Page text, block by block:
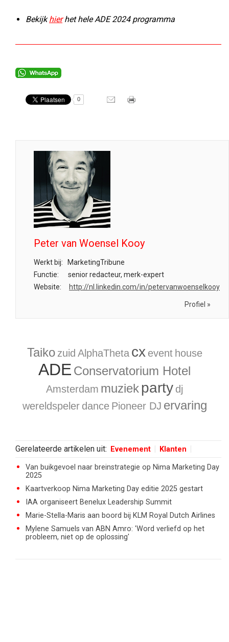
Bekijkhierhet hele ADE 2024 programma
0
Peter van Woensel Kooy
Werkt bij:
MarketingTribune
Functie:
senior redacteur, merk-expert
Website:
http://nl.linkedin.com/in/petervanwoenselkooy
Profiel »
Taiko zuid AlphaTheta cx event house
ADE Conservatorium Hotel
Amsterdam muziekparty dj
wereldspeler dance Pioneer DJ ervaring
Gerelateerde artikelen uit: Evenement Klanten
Van buikgevoel naar breinstrategie op Nima Marketing Day
2025
Kaartverkoop Nima Marketing Day editie 2025 gestart
IAA organiseert Benelux Leadership Summit
Marie-Stella-Maris aan boord bij KLM Royal Dutch Airlines
Mylene Samuels van ABN Amro: 'Word verliefd op het
probleem, niet op de oplossing'